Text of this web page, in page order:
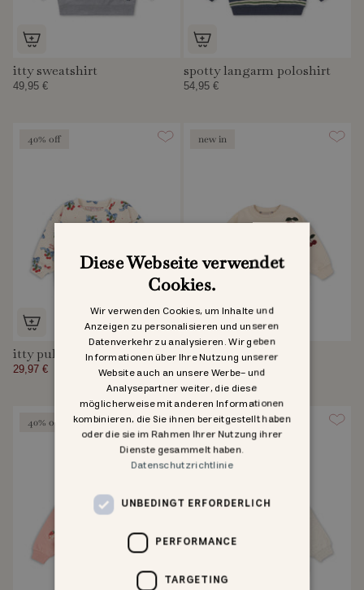
itty sweatshirt
49,95 €
spotty langarm poloshirt
54,95 €
40% off
itty pullover
29,97 €
new in
lou sweatshirt
64,95 €
40% off 30% off
Diese Webseite verwendet
Cookies.
Wir verwenden Cookies, um Inhalte und
Anzeigen zu personalisieren und unseren
Datenverkehr zu analysieren. Wir geben
Informationen über Ihre Nutzung unserer
Website auch an unsere Werbe- und
Analysepartner weiter, die diese
möglicherweise mit anderen Informationen
kombinieren, die Sie ihnen bereitgestellt haben
oder die sie im Rahmen Ihrer Nutzung ihrer
Dienste gesammelt haben.
Datenschutzrichtlinie
UNBEDINGT ERFORDERLICH
PERFORMANCE
TARGETING